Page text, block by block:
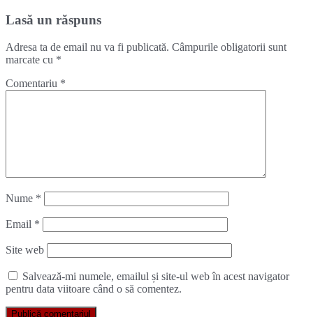
Lasă un răspuns
Adresa ta de email nu va fi publicată. Câmpurile obligatorii sunt
marcate cu *
Comentariu *
Nume *
Email *
Site web
Salvează-mi numele, emailul și site-ul web în acest navigator
pentru data viitoare când o să comentez.